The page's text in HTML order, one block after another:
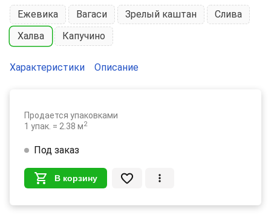
Ежевика Вагаси Зрелый каштан
Слива
Халва
Капучино
Характеристики Описание
Продается упаковками
1 упак. = 2.38 м2
Под заказ
В корзину